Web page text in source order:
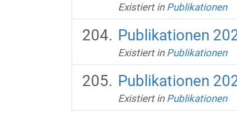
Existiert in Publikationen
Publikationen
Existiert in Publikationen
Publikationen
Existiert in Publikationen